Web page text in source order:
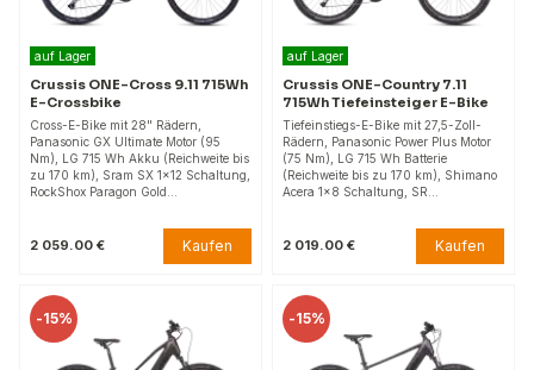
auf Lager
Crussis ONE-Cross 9.11 715Wh
E-Crossbike
Cross-E-Bike mit 28" Rädern,
Panasonic GX Ultimate Motor (95
Nm), LG 715 Wh Akku (Reichweite bis
zu 170 km), Sram SX 1x12 Schaltung,
RockShox Paragon Gold…
2 059.00 € Kaufen
auf Lager
Crussis ONE-Country 7.11
715Wh Tiefeinsteiger E-Bike
Tiefeinstiegs-E-Bike mit 27,5-Zoll-
Rädern, Panasonic Power Plus Motor
(75 Nm), LG 715 Wh Batterie
(Reichweite bis zu 170 km), Shimano
Acera 1x8 Schaltung, SR…
2 019.00 € Kaufen
-15% -15%